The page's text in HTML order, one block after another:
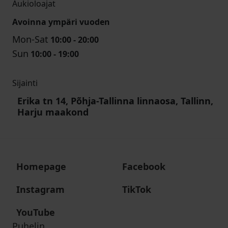
Aukioloajat
Avoinna ympäri vuoden
Mon-Sat 10:00 - 20:00
Sun 10:00 - 19:00
Sijainti
Erika tn 14, Põhja-Tallinna linnaosa, Tallinn,
Harju maakond
Homepage
Facebook
Instagram
TikTok
YouTube